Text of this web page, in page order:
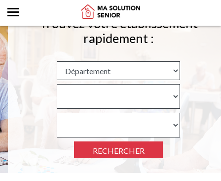
Trouvez votre établissement
rapidement :
RECHERCHER